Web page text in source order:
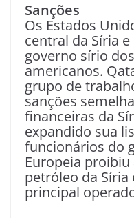
Sanções
Os Estados
central da Síria
governo sírio
americanos.
grupo de
sanções
financeiras da
expandido sua
funcionários do
Europeia
petróleo da Síria
principal